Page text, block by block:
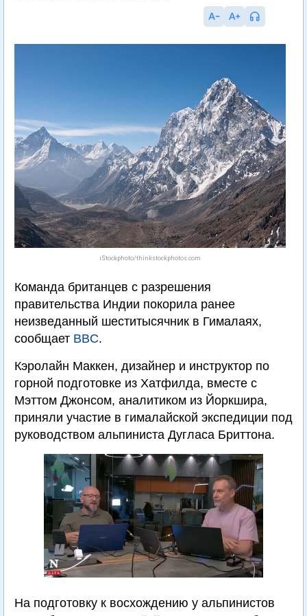
iStockphoto/thinkstockphotos.com
Команда британцев с разрешения
правительства Индии покорила ранее
неизведанный шеститысячник в Гималаях,
сообщает BBC.
Кэролайн Маккен, дизайнер и инструктор по
горной подготовке из Хатфилда, вместе с
Мэттом Джонсом, аналитиком из Йоркшира,
приняли участие в гималайской экспедиции под
руководством альпиниста Дугласа Бриттона.
На подготовку к восхождению у альпинистов